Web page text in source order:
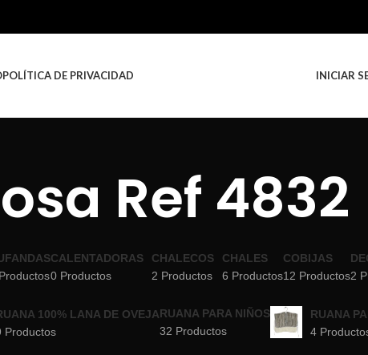
POLÍTICA DE PRIVACIDAD INICIAR
Ref 4832
CALENTADORAS
0 Productos
CHALECOS
2 Productos
CHALES
6 Productos
COBIJAS
12 Productos2
100% LANA DE OVEJA
Productos
RUANA PARA NIÑOS
32 Productos
RUANA
4